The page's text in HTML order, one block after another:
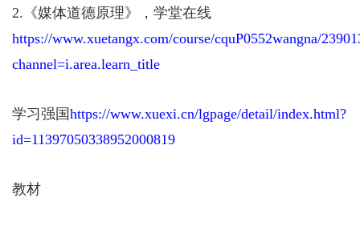
2. 《媒体道德原理》，学堂在线
https://www.xuetangx.com/course/cquP0552wangna/
channel=i.area.learn_title
学习强国https://www.xuexi.cn/lgpage/detail/index.html?
id=11397050338952000819
教材